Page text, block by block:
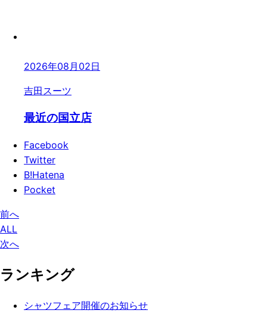
2026年08月02日
吉田スーツ
最近の国立店
Facebook
Twitter
B!Hatena
Pocket
前へ
ALL
次へ
ランキング
シャツフェア開催のお知らせ